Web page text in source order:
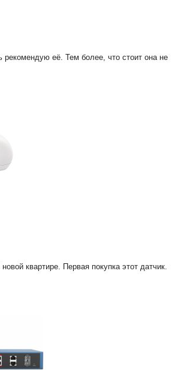
её. Тем более, что стоит она не
квартире. Первая покупка этот датчик.